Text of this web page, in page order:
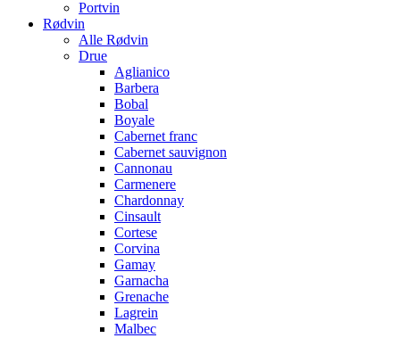
Portvin
Rødvin
Alle Rødvin
Drue
Aglianico
Barbera
Bobal
Boyale
Cabernet franc
Cabernet sauvignon
Cannonau
Carmenere
Chardonnay
Cinsault
Cortese
Corvina
Gamay
Garnacha
Grenache
Lagrein
Malbec